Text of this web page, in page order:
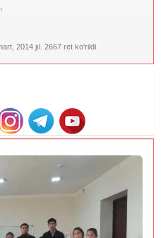
2014 jıl. 2667 ret ko'rildi